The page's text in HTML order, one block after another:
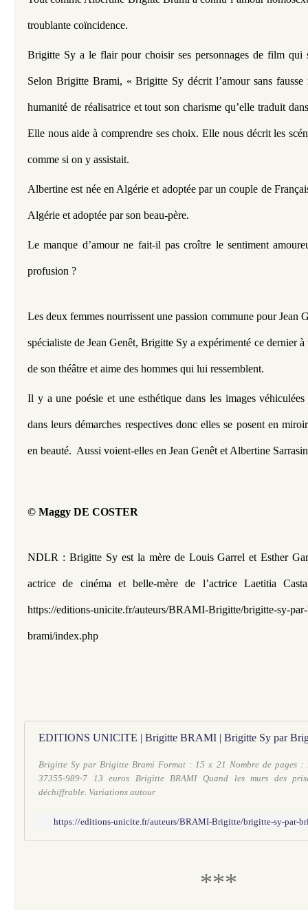
troublante coïncidence.
Brigitte Sy a le flair pour choisir ses personnages de film qui
Selon Brigitte Brami, « Brigitte Sy décrit l’amour sans fausse
humanité de réalisatrice et tout son charisme qu’elle traduit
Elle nous aide à comprendre ses choix. Elle nous décrit les
comme si on y assistait.
Albertine est née en Algérie et adoptée par un couple de
Algérie et adoptée par son beau-père.
Le manque d’amour ne fait-il pas croître le sentiment
profusion ?
Les deux femmes nourrissent une passion commune pour Jean
spécialiste de Jean Genêt, Brigitte Sy a expérimenté ce dernier à
de son théâtre et aime des hommes qui lui ressemblent.
Il y a une poésie et une esthétique dans les images véhiculées
dans leurs démarches respectives donc elles se posent en
en beauté.  Aussi voient-elles en Jean Genêt et Albertine
© Maggy DE COSTER
NDLR : Brigitte Sy est la mère de Louis Garrel et Esther
actrice de cinéma et belle-mère de l’actrice Laetitia
https://editions-unicite.fr/auteurs/BRAMI-Brigitte/brigitte-sy-
brami/index.php
EDITIONS UNICITE | Brigitte BRAMI | Brigitte Sy par
Brigitte Sy par Brigitte Brami Format : 15 x 21 Nombre de pages :
37355-989-7 13 euros Brigitte BRAMI Quand les murs des
déchiffrable. Variations autour
https://editions-unicite.fr/auteurs/BRAMI-Brigitte/brigitte-sy-par-
​***